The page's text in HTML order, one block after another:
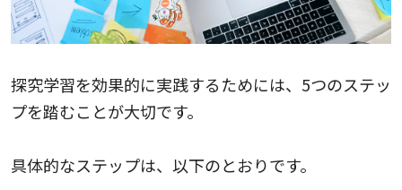
探究学習を効果的に実践するためには、5つのステッ
プを踏むことが大切です。
具体的なステップは、以下のとおりです。